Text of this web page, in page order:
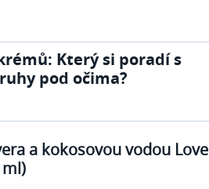
Který si poradí s
pod očima?
a kokosovou vodou Love